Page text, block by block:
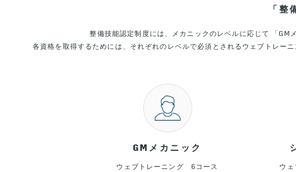
「整
整備技能認定制度には、メカニックのレベルに応じて 「GM
各資格を取得するためには、それぞれのレベルで必須とされるウェブトレー
GMメカニック
ウェブトレーニング 6コース
ウ